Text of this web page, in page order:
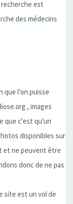
est
des médecins
que l'on puisse
, images
que c'est qu'un
disponibles sur
et ne peuvent être
donc de ne pas
site est un vol de